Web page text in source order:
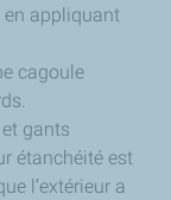
en appliquant
cagoule
gants
étanchéité est
l’extérieur a